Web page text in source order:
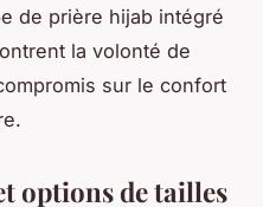
de prière hijab intégré
la volonté de
sur le confort
options de tailles